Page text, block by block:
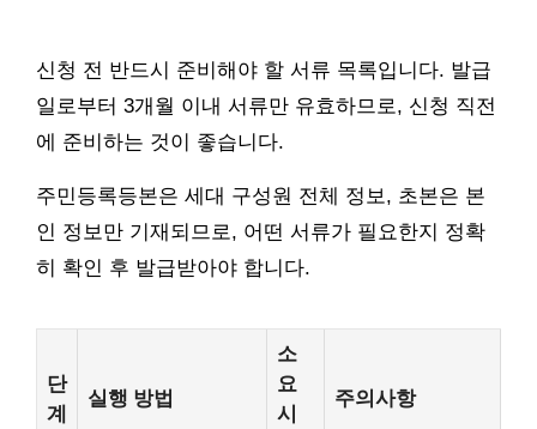
신청 전 반드시 준비해야 할 서류 목록입니다. 발급
일로부터 3개월 이내 서류만 유효하므로, 신청 직전
에 준비하는 것이 좋습니다.
주민등록등본은 세대 구성원 전체 정보, 초본은 본
인 정보만 기재되므로, 어떤 서류가 필요한지 정확
히 확인 후 발급받아야 합니다.
단
계
실행 방법
소
요
시
주의사항